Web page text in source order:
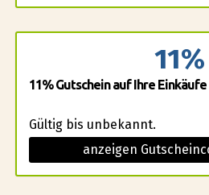
11%
11% Gutschein auf Ihre Einkäufe
Gültig bis unbekannt.
anzeigen